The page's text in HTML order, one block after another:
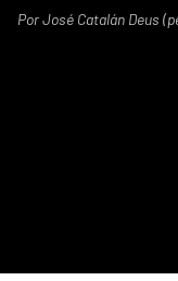
Por José Catalán Deus